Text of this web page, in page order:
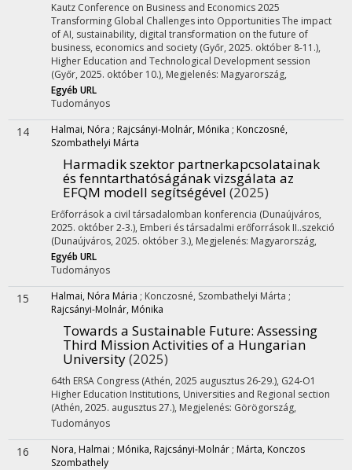
Kautz Conference on Business and Economics 2025
Transforming Global Challenges into Opportunities The impact
of AI, sustainability, digital transformation on the future of
business, economics and society (Győr, 2025. október 8-11.),
Higher Education and Technological Development session
(Győr, 2025. október 10.), Megjelenés: Magyarország,
Egyéb URL
Tudományos
14 Halmai, Nóra ; Rajcsányi-Molnár, Mónika ; Konczosné,
Szombathelyi Márta
Harmadik szektor partnerkapcsolatainak
és fenntarthatóságának vizsgálata az
EFQM modell segítségével (2025)
Erőforrások a civil társadalomban konferencia (Dunaújváros,
2025. október 2-3.), Emberi és társadalmi erőforrások II..szekció
(Dunaújváros, 2025. október 3.), Megjelenés: Magyarország,
Egyéb URL
Tudományos
15 Halmai, Nóra Mária ; Konczosné, Szombathelyi Márta ;
Rajcsányi-Molnár, Mónika
Towards a Sustainable Future: Assessing
Third Mission Activities of a Hungarian
University(2025)
64th ERSA Congress (Athén, 2025 augusztus 26-29.), G24-O1
Higher Education Institutions, Universities and Regional section
(Athén, 2025. augusztus 27.), Megjelenés: Görögország,
Tudományos
16 Nora, Halmai ; Mónika, Rajcsányi-Molnár ; Márta, Konczos
Szombathely